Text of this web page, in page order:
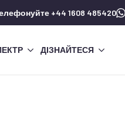
+44 1608 485420
ДІЗНАЙТЕСЯ